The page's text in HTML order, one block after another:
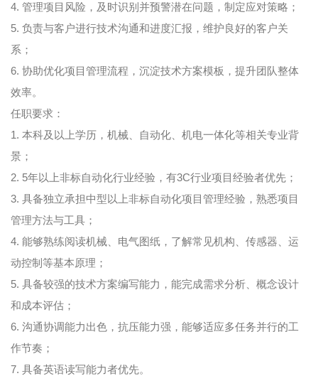
4. 管理项目风险，及时识别并预警潜在问题，制定应对策略；
5. 负责与客户进行技术沟通和进度汇报，维护良好的客户关
系；
6. 协助优化项目管理流程，沉淀技术方案模板，提升团队整体
效率。
任职要求：
1. 本科及以上学历，机械、自动化、机电一体化等相关专业背
景；
2. 5年以上非标自动化行业经验，有3C行业项目经验者优先；
3. 具备独立承担中型以上非标自动化项目管理经验，熟悉项目
管理方法与工具；
4. 能够熟练阅读机械、电气图纸，了解常见机构、传感器、运
动控制等基本原理；
5. 具备较强的技术方案编写能力，能完成需求分析、概念设计
和成本评估；
6. 沟通协调能力出色，抗压能力强，能够适应多任务并行的工
作节奏；
7. 具备英语读写能力者优先。